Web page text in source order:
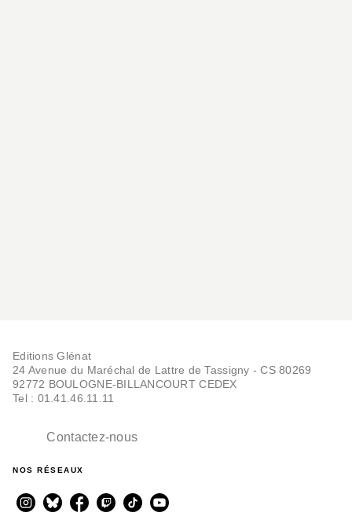
Editions Glénat
24 Avenue du Maréchal de Lattre de Tassigny - CS 80269
92772 BOULOGNE-BILLANCOURT CEDEX
Tel : 01.41.46.11.11
Contactez-nous
NOS RÉSEAUX